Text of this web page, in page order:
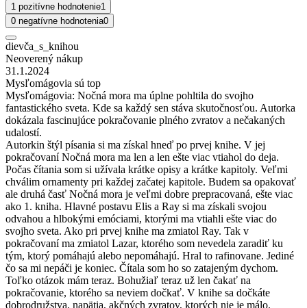
1 pozitívne hodnotenie1
0 negatívne hodnotenia0
dievča_s_knihou
Neoverený nákup
31.1.2024
Mysľomágovia sú top
Mysľomágovia: Nočná mora ma úplne pohltila do svojho
fantastického sveta. Kde sa každý sen stáva skutočnosťou. Autorka
dokázala fascinujúce pokračovanie plného zvratov a nečakaných
udalostí.
Autorkin štýl písania si ma získal hneď po prvej knihe. V jej
pokračovaní Nočná mora ma len a len ešte viac vtiahol do deja.
Počas čítania som si užívala krátke opisy a krátke kapitoly. Veľmi
chválim ornamenty pri každej začatej kapitole. Budem sa opakovať
ale druhá časť Nočná mora je veľmi dobre prepracovaná, ešte viac
ako 1. kniha. Hlavné postavu Elis a Ray si ma získali svojou
odvahou a hlbokými emóciami, ktorými ma vtiahli ešte viac do
svojho sveta. Ako pri prvej knihe ma zmiatol Ray. Tak v
pokračovaní ma zmiatol Lazar, ktorého som nevedela zaradiť ku
tým, ktorý pomáhajú alebo nepomáhajú. Hral to rafinovane. Jediné
čo sa mi nepáči je koniec. Čítala som ho so zatajeným dychom.
Toľko otázok mám teraz. Bohužiaľ teraz už len čakať na
pokračovanie, ktorého sa neviem dočkať. V knihe sa dočkáte
dobrodružstva, napätia, akčných zvratov, ktorých nie je málo.